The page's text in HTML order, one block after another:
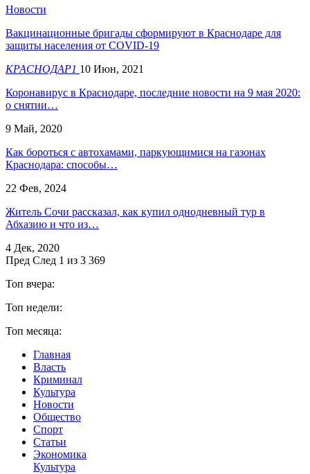
Новости
​Вакцинационные бригады сформируют в Краснодаре для
защиты населения от COVID-19
КРАСНОДАР1 10 Июн, 2021
Коронавирус в Краснодаре, последние новости на 9 мая 2020:
о снятии…
9 Май, 2020
Как бороться с автохамами, паркующимися на газонах
Краснодара: способы…
22 Фев, 2024
Житель Сочи рассказал, как купил однодневный тур в
Абхазию и что из…
4 Дек, 2020
Пред След 1 из 3 369
Топ вчера:
Топ недели:
Топ месяца:
Главная
Власть
Криминал
Культура
Новости
Общество
Спорт
Статьи
Экономика
Культура